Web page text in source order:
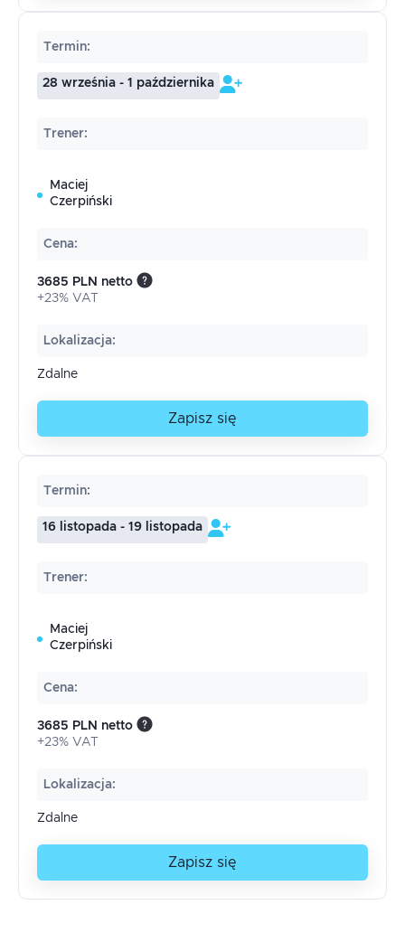
Termin:
28 września - 1 października
Trener:
Maciej
Czerpiński
Cena:
3685 PLN netto
+23% VAT
Lokalizacja:
Zdalne
Zapisz się
Termin:
16 listopada - 19 listopada
Trener:
Maciej
Czerpiński
Cena:
3685 PLN netto
+23% VAT
Lokalizacja:
Zdalne
Zapisz się